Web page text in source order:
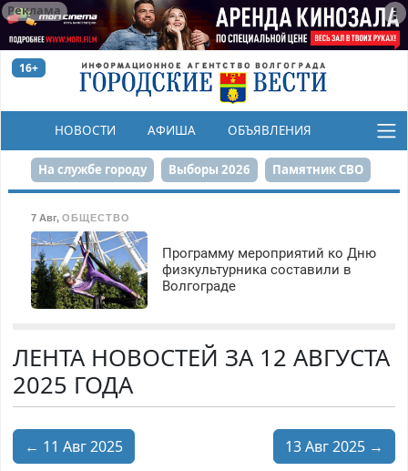
Реклама
16+
НОВОСТИ АФИША ОБЪЯВЛЕНИЯ
КОНКУРСЫ
На службе городу Выборы 2026 Памятник СВО
Набережная День Победы Реконструкция ЦПКиО
80-летие Победы Парк Героев-летчиков
7 Авг, ОБЩЕСТВО
Программу мероприятий ко Дню
физкультурника составили в
Волгограде
ЛЕНТА НОВОСТЕЙ ЗА 12 АВГУСТА
2025 ГОДА
← 11 Авг 2025 13 Авг 2025 →